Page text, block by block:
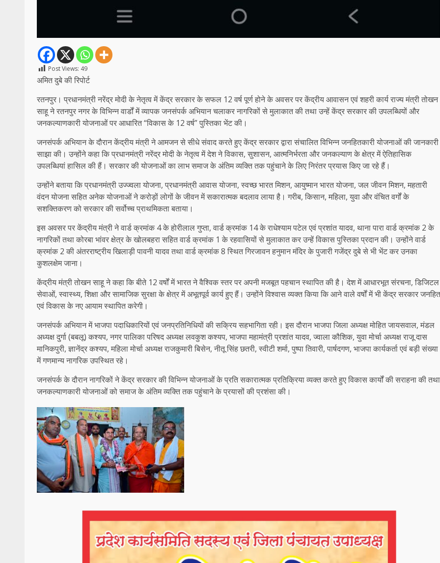
Post Views: 49
अमित दुबे की रिपोर्ट
रतनपुर। प्रधानमंत्री नरेंद्र मोदी के नेतृत्व में केंद्र सरकार के सफल 12 वर्ष पूर्ण होने के अवसर पर केंद्रीय आवासन एवं शहरी कार्य राज्य मंत्री तोखन
साहू ने रतनपुर नगर के विभिन्न वार्डों में व्यापक जनसंपर्क अभियान चलाकर नागरिकों से मुलाकात की तथा उन्हें केंद्र सरकार की उपलब्धियों और
जनकल्याणकारी योजनाओं पर आधारित “विकास के 12 वर्ष” पुस्तिका भेंट की।
जनसंपर्क अभियान के दौरान केंद्रीय मंत्री ने आमजन से सीधे संवाद करते हुए केंद्र सरकार द्वारा संचालित विभिन्न जनहितकारी योजनाओं की जानकारी
साझा की। उन्होंने कहा कि प्रधानमंत्री नरेंद्र मोदी के नेतृत्व में देश ने विकास, सुशासन, आत्मनिर्भरता और जनकल्याण के क्षेत्र में ऐतिहासिक
उपलब्धियां हासिल की हैं। सरकार की योजनाओं का लाभ समाज के अंतिम व्यक्ति तक पहुंचाने के लिए निरंतर प्रयास किए जा रहे हैं।
उन्होंने बताया कि प्रधानमंत्री उज्ज्वला योजना, प्रधानमंत्री आवास योजना, स्वच्छ भारत मिशन, आयुष्मान भारत योजना, जल जीवन मिशन, महतारी
वंदन योजना सहित अनेक योजनाओं ने करोड़ों लोगों के जीवन में सकारात्मक बदलाव लाया है। गरीब, किसान, महिला, युवा और वंचित वर्गों के
सशक्तिकरण को सरकार की सर्वोच्च प्राथमिकता बताया।
इस अवसर पर केंद्रीय मंत्री ने वार्ड क्रमांक 4 के होरीलाल गुप्ता, वार्ड क्रमांक 14 के राधेश्याम पटेल एवं प्रशांत यादव, थाना पारा वार्ड क्रमांक 2 के
नागरिकों तथा कोरबा भांवर क्षेत्र के खोलबहरा सहित वार्ड क्रमांक 1 के रहवासियों से मुलाकात कर उन्हें विकास पुस्तिका प्रदान की। उन्होंने वार्ड
क्रमांक 2 की अंतरराष्ट्रीय खिलाड़ी पावनी यादव तथा वार्ड क्रमांक 8 स्थित गिरजावन हनुमान मंदिर के पुजारी गजेंद्र दुबे से भी भेंट कर उनका
कुशलक्षेम जाना।
केंद्रीय मंत्री तोखन साहू ने कहा कि बीते 12 वर्षों में भारत ने वैश्विक स्तर पर अपनी मजबूत पहचान स्थापित की है। देश में आधारभूत संरचना, डिजिटल
सेवाओं, स्वास्थ्य, शिक्षा और सामाजिक सुरक्षा के क्षेत्र में अभूतपूर्व कार्य हुए हैं। उन्होंने विश्वास व्यक्त किया कि आने वाले वर्षों में भी केंद्र सरकार जनहित
एवं विकास के नए आयाम स्थापित करेगी।
जनसंपर्क अभियान में भाजपा पदाधिकारियों एवं जनप्रतिनिधियों की सक्रिय सहभागिता रही। इस दौरान भाजपा जिला अध्यक्ष मोहित जायसवाल, मंडल
अध्यक्ष दुर्गा (बबलू) कश्यप, नगर पालिका परिषद अध्यक्ष लवकुश कश्यप, भाजपा महामंत्री प्रशांत यादव, ज्वाला कौशिक, युवा मोर्चा अध्यक्ष राजू दास
मानिकपुरी, ज्ञानेंद्र कश्यप, महिला मोर्चा अध्यक्ष राजकुमारी बिसेन, नीतू सिंह छतरी, स्वीटी शर्मा, पुष्पा तिवारी, पार्षदगण, भाजपा कार्यकर्ता एवं बड़ी संख्या
में गणमान्य नागरिक उपस्थित रहे।
जनसंपर्क के दौरान नागरिकों ने केंद्र सरकार की विभिन्न योजनाओं के प्रति सकारात्मक प्रतिक्रिया व्यक्त करते हुए विकास कार्यों की सराहना की तथा
जनकल्याणकारी योजनाओं को समाज के अंतिम व्यक्ति तक पहुंचाने के प्रयासों की प्रशंसा की।